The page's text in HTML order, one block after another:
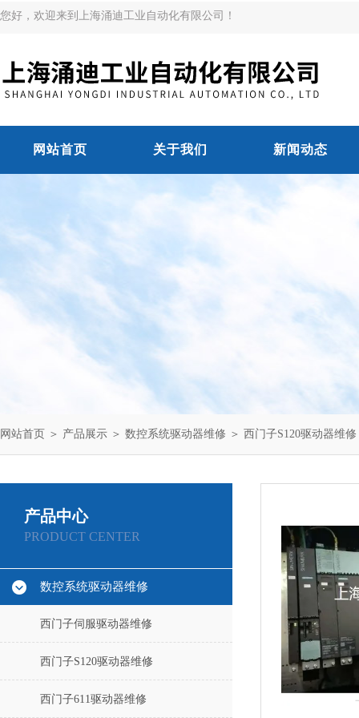
您好，欢迎来到上海涌迪工业自动化有限公司！
网站首页 关于我们 新闻动态
网站首页 ＞ 产品展示 ＞ 数控系统驱动器维修 ＞ 西门子S120驱动器维修
产品中心
PRODUCT CENTER
数控系统驱动器维修
西门子伺服驱动器维修
西门子S120驱动器维修
西门子611驱动器维修